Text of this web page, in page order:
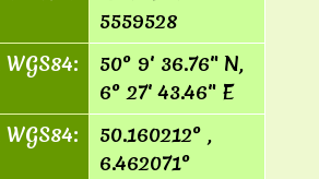
5559528
50° 9′ 36.76″ N,
6° 27′ 43.46″ E
50.160212° ,
6.462071°